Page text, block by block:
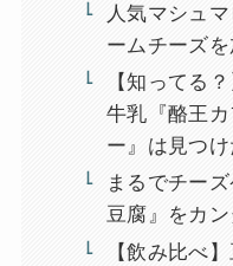
人気マシュ
ームチーズ
【知ってる
牛乳『酪王
ー』は見つ
まるでチー
豆腐』をカ
【飲み比べ